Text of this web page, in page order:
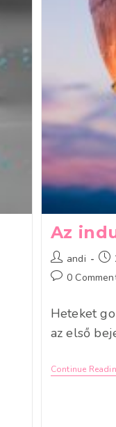
Az
Post
author:
andi
Post0
Heteket
az első
Continue